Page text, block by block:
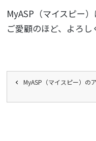
MyASP（マイスピー
ご愛顧のほど、よろし
MyASP（マイスピー）の